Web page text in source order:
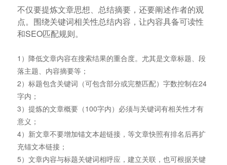
不仅要提炼文章思想、总结摘要，还要阐述作者的观
点。围绕关键词相关性总结内容，让内容具备可读性
和SEO匹配规则。
1）降低文章内容在搜索结果的重合度。尤其是文章标题、段
落主题、内容摘要等；
2）标题包含关键词（可包含部分或完整匹配）字数控制在24
字内；
3）提炼的文章概要（100字内）必须与关键词有相关性才有
意义；
4）新文章不要增加锚文本超链接，等文章快照有排名后再扩
充锚文本链接；
5）文章内容与标题关键词相呼应，建立关联，也可根据关键